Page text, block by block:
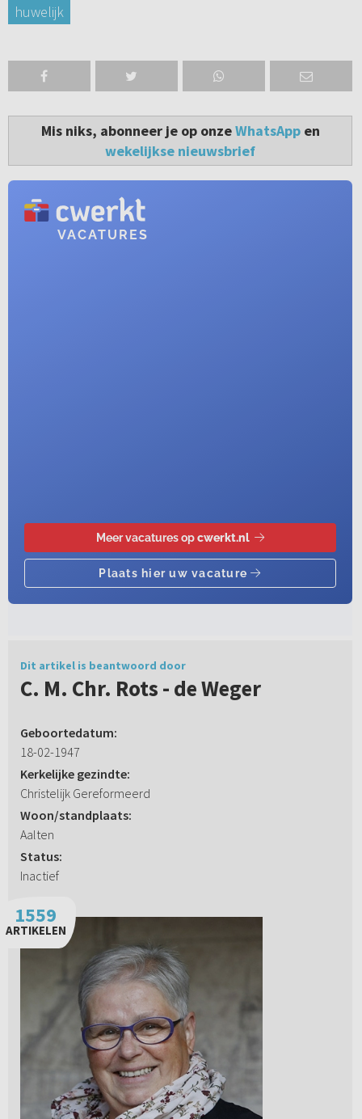
huwelijk
Mis niks, abonneer je op onzeWhatsAppen
wekelijkse nieuwsbrief
Dit artikel is beantwoord door
C. M. Chr. Rots - de Weger
Geboortedatum:
18-02-1947
Kerkelijke gezindte:
Christelijk Gereformeerd
Woon/standplaats:
Aalten
Status:
Inactief
1559
ARTIKELEN